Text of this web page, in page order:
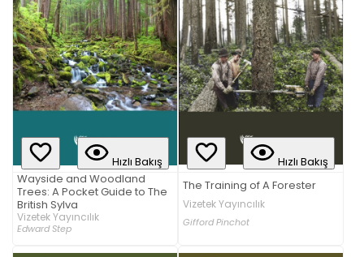
Hızlı Bakış
Wayside and Woodland
Trees: A Pocket Guide to The
British Sylva
Vizetek Yayıncılık
Edward Step
Hızlı Bakış
The Training of A Forester
Vizetek Yayıncılık
Gifford Pinchot